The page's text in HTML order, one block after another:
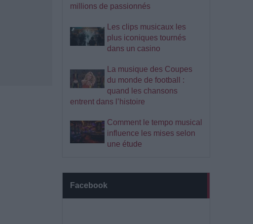
millions de passionnés
Les clips musicaux les
plus iconiques tournés
dans un casino
La musique des Coupes
du monde de football :
quand les chansons
entrent dans l’histoire
Comment le tempo musical
influence les mises selon
une étude
Facebook